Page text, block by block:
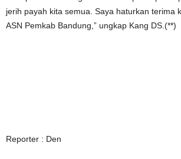
jerih payah kita semua. Saya haturkan terima
ASN Pemkab Bandung,” ungkap Kang DS.(**)
Reporter : Den